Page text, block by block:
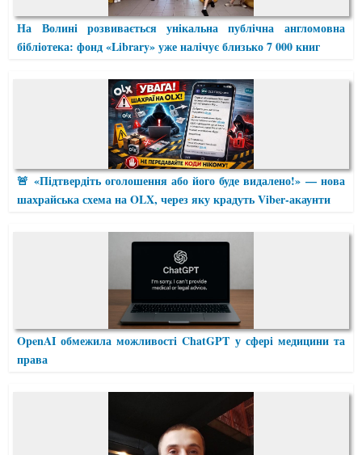
На Волині розвивається унікальна публічна англомовна
бібліотека: фонд «Library» уже налічує близько 7 000 книг
🚨 «Підтвердіть оголошення або його буде видалено!» — нова
шахрайська схема на OLX, через яку крадуть Viber-акаунти
OpenAI обмежила можливості ChatGPT у сфері медицини та
права